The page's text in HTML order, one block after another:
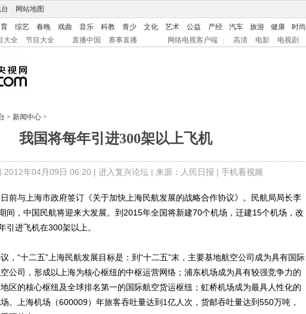
网站地图
综艺 春晚 戏曲 音乐 科教 青少 文化 艺术 公益 产经 汽车 旅游 健康 时尚
大全 节目大全 直播中国 赛事直播 网络电视客户端 高清 电影 电视剧
> 新闻中心 >
我国将每年引进300架以上飞机
:2012年04月09日 06:20 | 进入复兴论坛| 来源：人民日报 | 手机看视频
与上海市政府签订《关于加快上海民航发展的战略合作协议》。民航局局长李
间，中国民航将迎来大发展。到2015年全国将新建70个机场，迁建15个机场，改
引进飞机在300架以上。
“十二五”上海民航发展目标是：到“十二五”末，主要基地航空公司成为具有国际
公司，形成以上海为核心枢纽的中枢运营网络；浦东机场成为具有较强竞争力的
区的核心枢纽及全球排名第一的国际航空货运枢纽；虹桥机场成为最具人性化的
。上海机场（600009）年旅客吞吐量达到1亿人次，货邮吞吐量达到550万吨，